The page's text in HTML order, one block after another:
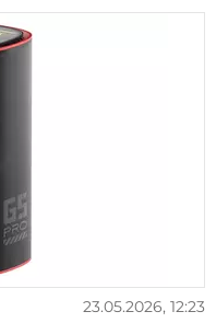
23.05.2026, 12:23